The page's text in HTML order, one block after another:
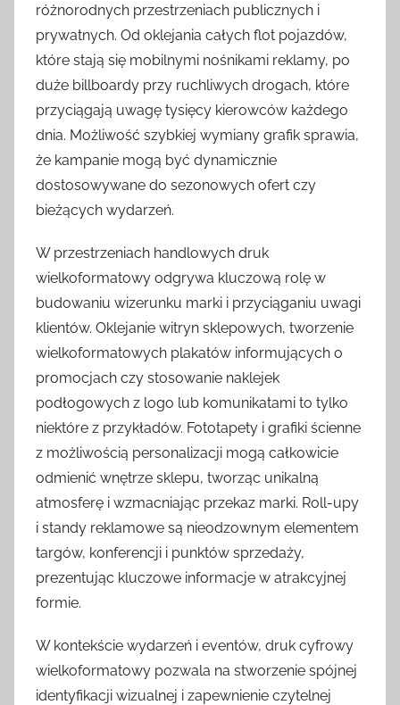
różnorodnych przestrzeniach publicznych i
prywatnych. Od oklejania całych flot pojazdów,
które stają się mobilnymi nośnikami reklamy, po
duże billboardy przy ruchliwych drogach, które
przyciągają uwagę tysięcy kierowców każdego
dnia. Możliwość szybkiej wymiany grafik sprawia,
że kampanie mogą być dynamicznie
dostosowywane do sezonowych ofert czy
bieżących wydarzeń.
W przestrzeniach handlowych druk
wielkoformatowy odgrywa kluczową rolę w
budowaniu wizerunku marki i przyciąganiu uwagi
klientów. Oklejanie witryn sklepowych, tworzenie
wielkoformatowych plakatów informujących o
promocjach czy stosowanie naklejek
podłogowych z logo lub komunikatami to tylko
niektóre z przykładów. Fototapety i grafiki ścienne
z możliwością personalizacji mogą całkowicie
odmienić wnętrze sklepu, tworząc unikalną
atmosferę i wzmacniając przekaz marki. Roll-upy
i standy reklamowe są nieodzownym elementem
targów, konferencji i punktów sprzedaży,
prezentując kluczowe informacje w atrakcyjnej
formie.
W kontekście wydarzeń i eventów, druk cyfrowy
wielkoformatowy pozwala na stworzenie spójnej
identyfikacji wizualnej i zapewnienie czytelnej